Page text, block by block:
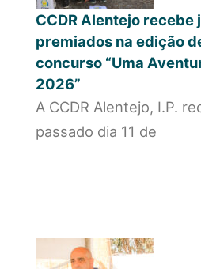
CCDR Alentejo recebe
premiados na edição
concurso “Uma
2026”
A CCDR Alentejo, I.P.
passado dia 11 de